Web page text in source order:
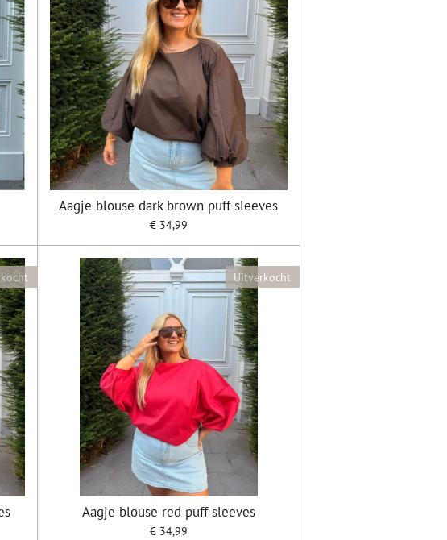
Aagje blouse dark brown puff sleeves
€ 34,99
Uitverkocht
Aagje blouse red puff sleeves
€ 34,99